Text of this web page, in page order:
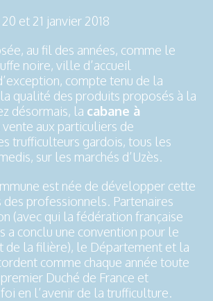
et 21 janvier 2018
au fil des années, comme le
noire, ville d’accueil
compte tenu de la
qualité des produits proposés à la
désormais, la cabane à
vente aux particuliers de
trufficulteurs gardois, tous les
sur les marchés d’Uzès.
est née de développer cette
professionnels. Partenaires
(avec qui la fédération française
a conclu une convention pour le
de la filière), le Département et la
comme chaque année toute
Duché de France et
en l’avenir de la trufficulture.